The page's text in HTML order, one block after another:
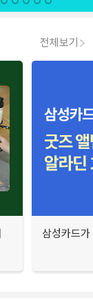
전체보기
삼성카드